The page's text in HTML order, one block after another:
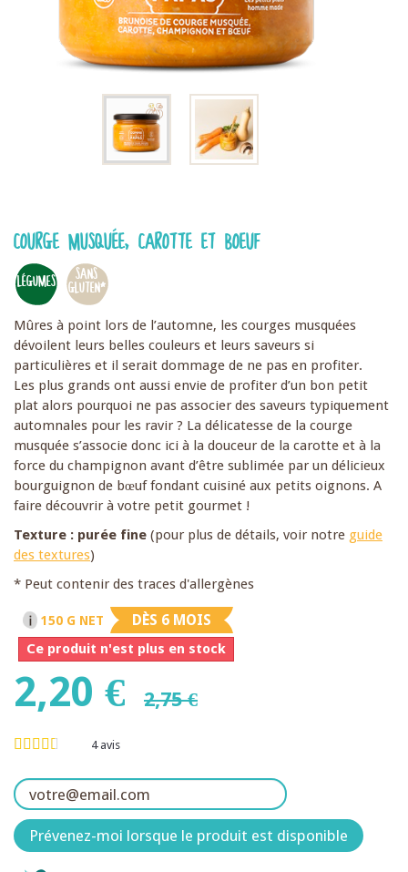
COURGE MUSQUÉE, CAROTTE ET BOEUF
LÉGUMES
SANS
GLUTEN*
Mûres à point lors de l’automne, les courges musquées
dévoilent leurs belles couleurs et leurs saveurs si
particulières et il serait dommage de ne pas en profiter.
Les plus grands ont aussi envie de profiter d’un bon petit
plat alors pourquoi ne pas associer des saveurs typiquement
automnales pour les ravir ? La délicatesse de la courge
musquée s’associe donc ici à la douceur de la carotte et à la
force du champignon avant d’être sublimée par un délicieux
bourguignon de bœuf fondant cuisiné aux petits oignons. A
faire découvrir à votre petit gourmet !
Texture : purée fine (pour plus de détails, voir notre guide
des textures)
* Peut contenir des traces d'allergènes
150 G NET DÈS 6 MOIS
Ce produit n'est plus en stock
2,20 € 2,75 €
4 avis
Prévenez-moi lorsque le produit est disponible